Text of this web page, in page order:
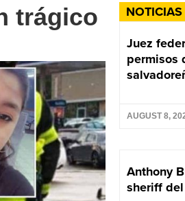
Juez
permisos
AUGUST 8,
Anthony
sheriff
trágico